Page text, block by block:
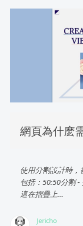
網頁為什麽
使用分割設計時
包括：50:50分割 -
這在摺疊上...
Jericho